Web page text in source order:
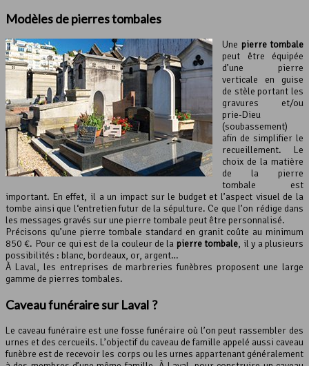
Modèles de pierres tombales
Une pierre tombale
peut être équipée
d’une pierre
verticale en guise
de stèle portant les
gravures et/ou
prie-Dieu
(soubassement)
afin de simplifier le
recueillement. Le
choix de la matière
de la pierre
tombale est
important. En effet, il a un impact sur le budget et l’aspect visuel de la
tombe ainsi que l‘entretien futur de la sépulture. Ce que l’on rédige dans
les messages gravés sur une pierre tombale peut être personnalisé.
Précisons qu’une pierre tombale standard en granit coûte au minimum
850 €. Pour ce qui est de la couleur de la pierre tombale, il y a plusieurs
possibilités : blanc, bordeaux, or, argent…
À Laval, les entreprises de marbreries funèbres proposent une large
gamme de pierres tombales.
Caveau funéraire sur Laval ?
Le caveau funéraire est une fosse funéraire où l’on peut rassembler des
urnes et des cercueils. L’objectif du caveau de famille appelé aussi caveau
funèbre est de recevoir les corps ou les urnes appartenant généralement